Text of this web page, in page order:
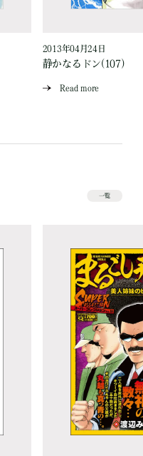
2013年04月24日
静かなるドン(107)
Read more
一覧